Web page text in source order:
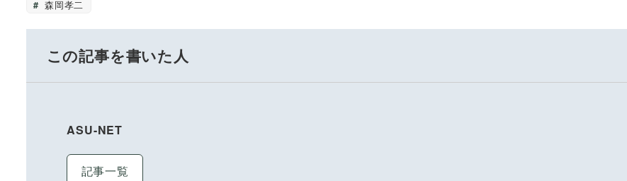
森岡孝二
この記事を書いた人
ASU-NET
記事一覧